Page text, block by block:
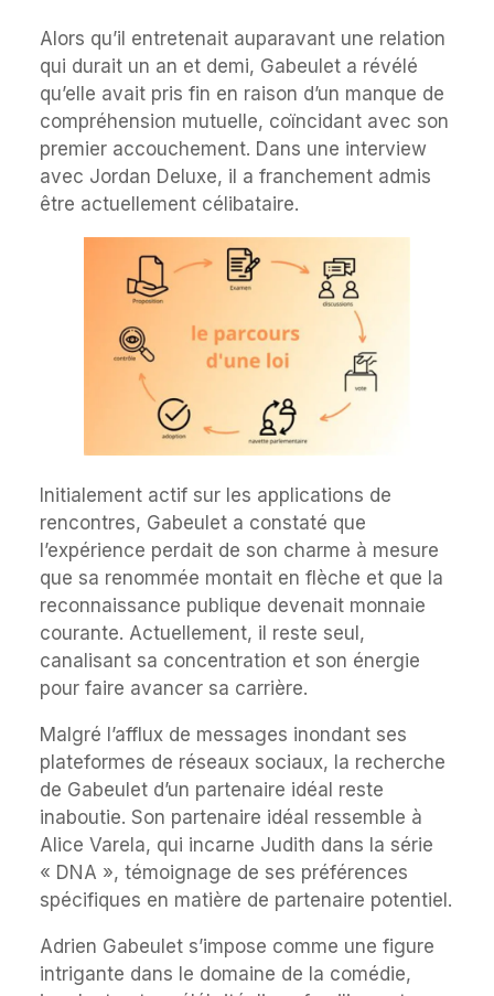
Alors qu’il entretenait auparavant une relation
qui durait un an et demi, Gabeulet a révélé
qu’elle avait pris fin en raison d’un manque de
compréhension mutuelle, coïncidant avec son
premier accouchement. Dans une interview
avec Jordan Deluxe, il a franchement admis
être actuellement célibataire.
Initialement actif sur les applications de
rencontres, Gabeulet a constaté que
l’expérience perdait de son charme à mesure
que sa renommée montait en flèche et que la
reconnaissance publique devenait monnaie
courante. Actuellement, il reste seul,
canalisant sa concentration et son énergie
pour faire avancer sa carrière.
Malgré l’afflux de messages inondant ses
plateformes de réseaux sociaux, la recherche
de Gabeulet d’un partenaire idéal reste
inaboutie. Son partenaire idéal ressemble à
Alice Varela, qui incarne Judith dans la série
« DNA », témoignage de ses préférences
spécifiques en matière de partenaire potentiel.
Adrien Gabeulet s’impose comme une figure
intrigante dans le domaine de la comédie,